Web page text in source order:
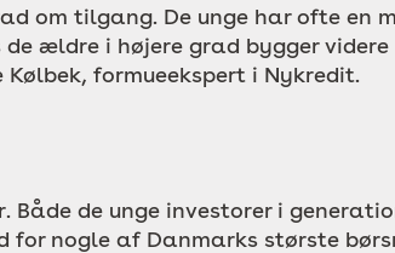
om tilgang. De unge har ofte en
ældre i højere grad bygger
formueekspert i Nykredit.
Både de unge investorer i
for nogle af Danmarks største